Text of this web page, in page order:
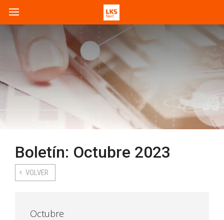
Boletín: Octubre 2023
VOLVER
Octubre